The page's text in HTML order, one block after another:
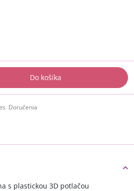
Do košíka
Doručenia
s plastickou 3D potlačou